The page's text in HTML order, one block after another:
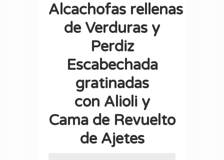
Alcachofas rellenas
de Verduras y
Perdiz
Escabechada
gratinadas
con Alioli y
Cama de Revuelto
de Ajetes